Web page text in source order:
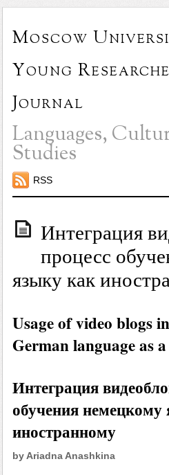
Moscow
Young
Journal
Languages,
Studies
RSS
Интеграция
процесс
языку как
Usage of video blogs
German language as
Интеграция
обучения
иностранному
by Ariadna Anashkina